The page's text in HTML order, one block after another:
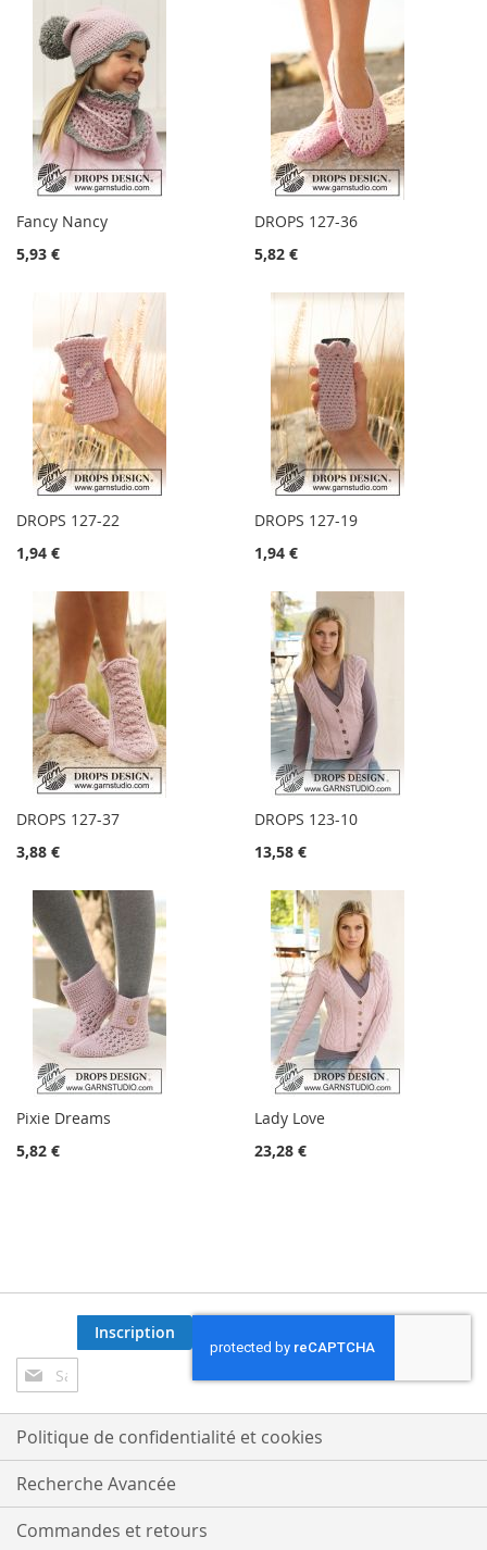
Fancy Nancy
5,93 €
DROPS 127-36
5,82 €
DROPS 127-22
1,94 €
DROPS 127-19
1,94 €
DROPS 127-37
3,88 €
DROPS 123-10
13,58 €
Pixie Dreams
5,82 €
Lady Love
23,28 €
Inscription
à
notre
lettre
d’information
:
Inscription
Politique de confidentialité et cookies
Recherche Avancée
Commandes et retours